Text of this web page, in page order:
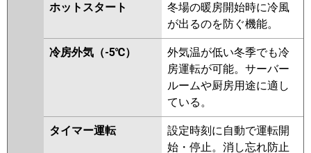
ホットスタート
冬場の暖房開始時に冷風
が出るのを防ぐ機能。
冷房外気（-5℃）
外気温が低い冬季でも冷
房運転が可能。サーバー
ルームや厨房用途に適し
ている。
タイマー運転
設定時刻に自動で運転開
始・停止。消し忘れ防止